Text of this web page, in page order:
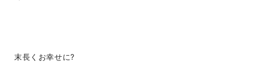
末長くお幸せに?